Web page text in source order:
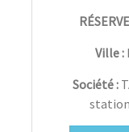
Ville :
Société :